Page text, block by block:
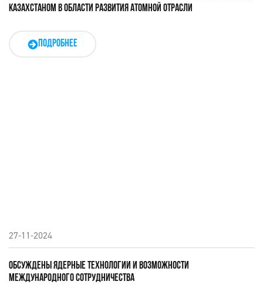
КАЗАХСТАНОМ В ОБЛАСТИ РАЗВИТИЯ АТОМНОЙ ОТРАСЛИ
ПОДРОБНЕЕ
27-11-2024
ОБСУЖДЕНЫ ЯДЕРНЫЕ ТЕХНОЛОГИИ И ВОЗМОЖНОСТИ
МЕЖДУНАРОДНОГО СОТРУДНИЧЕСТВА